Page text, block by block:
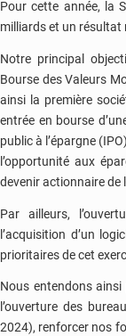
Pour cette année, la
milliards et un résultat
Notre principal
Bourse des Valeurs
ainsi la première
entrée en bourse
public à l’épargne
l’opportunité aux
devenir actionnaire de
Par ailleurs,
l’acquisition d’un
prioritaires de cet
Nous entendons
l’ouverture des
2024), renforcer nos